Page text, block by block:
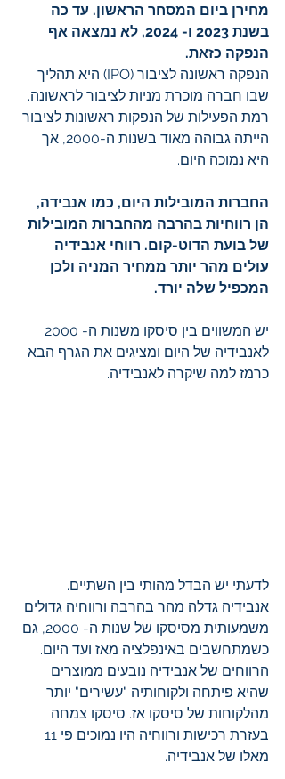
מחירן ביום המסחר הראשון. עד כה
בשנת 2023 ו- 2024, לא נמצאה אף
הנפקה כזאת.
הנפקה ראשונה לציבור (IPO) היא תהליך
שבו חברה מוכרת מניות לציבור לראשונה.
רמת הפעילות של הנפקות ראשונות לציבור
הייתה גבוהה מאוד בשנות ה-2000, אך
היא נמוכה היום.
החברות המובילות היום, כמו אנבידה,
הן רווחיות בהרבה מהחברות המובילות
של בועת הדוט-קום. רווחי אנבידיה
עולים מהר יותר ממחיר המניה ולכן
המכפיל שלה יורד.
לאנבידיה של היום ומציגים את הגרף הבא
כרמז למה שיקרה לאנבידיה.
לדעתי יש הבדל מהותי בין השתיים.
אנבידיה גדלה מהר בהרבה ורווחיה גדולים
משמעותית מסיסקו של שנות ה- 2000, גם
כשמתחשבים באינפלציה מאז ועד היום.
הרווחים של אנבידיה נובעים ממוצרים
שהיא פיתחה ולקוחותיה "עשירים" יותר
מהלקוחות של סיסקו אז. סיסקו צמחה
מאלו של אנבידיה.